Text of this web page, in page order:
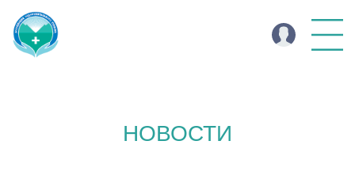
НОВОСТИ